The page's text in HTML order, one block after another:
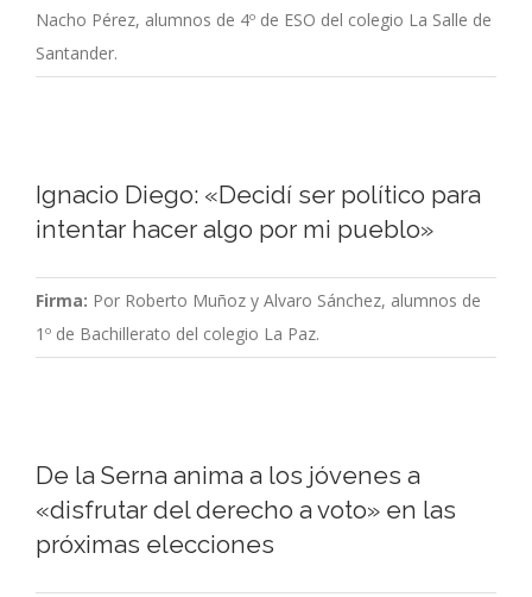
Nacho Pérez, alumnos de 4º de ESO del colegio La Salle de
Santander.
Ignacio Diego: «Decidí ser político para
intentar hacer algo por mi pueblo»
Firma: Por Roberto Muñoz y Alvaro Sánchez, alumnos de
1º de Bachillerato del colegio La Paz.
De la Serna anima a los jóvenes a
«disfrutar del derecho a voto» en las
próximas elecciones